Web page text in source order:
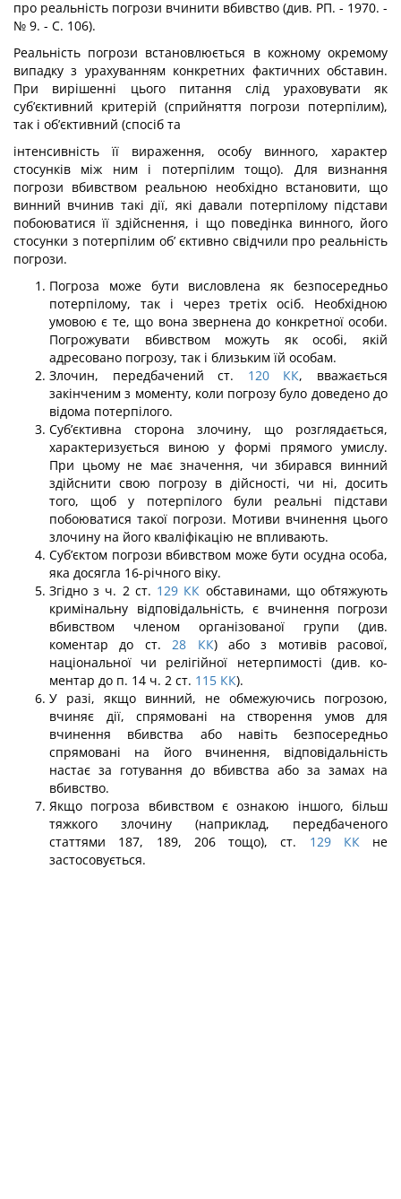
про реальність погрози вчинити вбивство (див. РП. - 1970. -
№ 9. - С. 106).
Реальність погрози встановлюється в кожному окремому
випадку з урахуванням конкретних фактичних обставин.
При вирішенні цього питання слід ураховувати як
суб’єктивний критерій (сприйняття погрози потерпілим),
так і об’єктивний (спосіб та
інтенсивність її вираження, особу винного, характер
стосунків між ним і потерпілим тощо). Для визнання
погрози вбивством реальною необхідно встановити, що
винний вчинив такі дії, які давали потерпілому підстави
побоюватися її здійснення, і що по­ведінка винного, його
стосунки з потерпілим об’ єктивно свідчили про реальність
погрози.
Погроза може бути висловлена як безпосередньо
потерпілому, так і через третіх осіб. Необхідною
умовою є те, що вона звернена до конкретної особи.
По­грожувати вбивством можуть як особі, якій
адресовано погрозу, так і близьким їй особам.
Злочин, передбачений ст. 120 КК, вважається
закінченим з моменту, коли по­грозу було доведено до
відома потерпілого.
Суб’єктивна сторона злочину, що розглядається,
характеризується виною у формі прямого умислу.
При цьому не має значення, чи збирався винний
здійснити свою погрозу в дійсності, чи ні, досить
того, щоб у потерпілого були реальні підстави
побоюватися такої погрози. Мотиви вчинення цього
злочину на його кваліфікацію не впливають.
Суб’єктом погрози вбивством може бути осудна особа,
яка досягла 16-річного віку.
Згідно з ч. 2 ст. 129 КК обставинами, що обтяжують
кримінальну відпові­дальність, є вчинення погрози
вбивством членом організованої групи (див.
коментар до ст. 28 КК) або з мотивів расової,
національної чи релігійної нетерпимості (див. ко­
ментар до п. 14 ч. 2 ст. 115 КК).
У разі, якщо винний, не обмежуючись погрозою,
вчиняє дії, спрямовані на створення умов для
вчинення вбивства або навіть безпосередньо
спрямовані на його вчинення, відповідальність
настає за готування до вбивства або за замах на
вбивство.
Якщо погроза вбивством є ознакою іншого, більш
тяжкого злочину (наприклад, передбаченого
статтями 187, 189, 206 тощо), ст. 129 ККне
застосовується.